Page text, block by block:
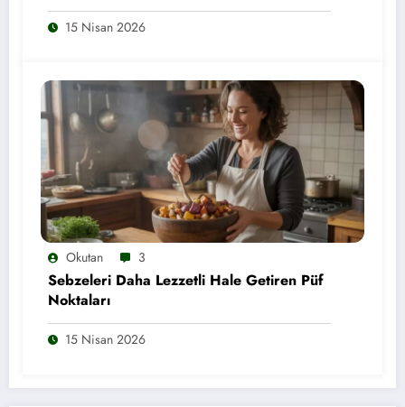
15 Nisan 2026
Okutan 3
Sebzeleri Daha Lezzetli Hale Getiren Püf
Noktaları
15 Nisan 2026